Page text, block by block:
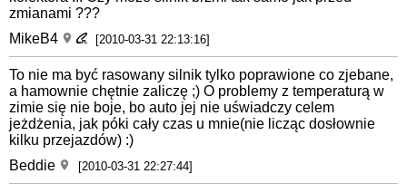
zmianami ???
MikeB4
[2010-03-31 22:13:16]
To nie ma być rasowany silnik tylko poprawione co zjebane,
a hamownie chętnie zaliczę ;) O problemy z temperaturą w
zimie się nie boje, bo auto jej nie uświadczy celem
jeżdżenia, jak póki cały czas u mnie(nie licząc dosłownie
kilku przejazdów) :)
Beddie
[2010-03-31 22:27:44]